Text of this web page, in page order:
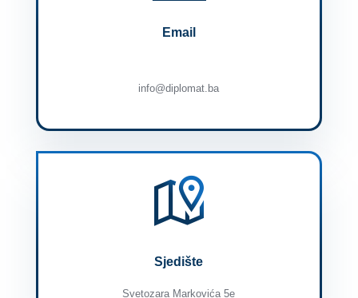
Email
info@diplomat.ba
Sjedište
Svetozara Markovića 5e